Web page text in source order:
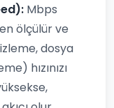
Mbps
ölçülür ve
dosya
hızınızı